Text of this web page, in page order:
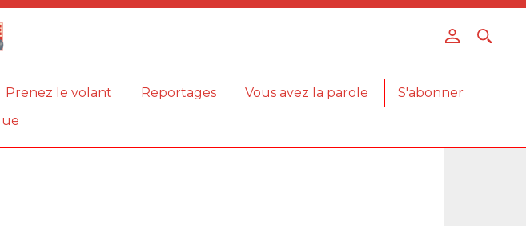
Prenez le volant Reportages Vous avez la parole
S'abonner